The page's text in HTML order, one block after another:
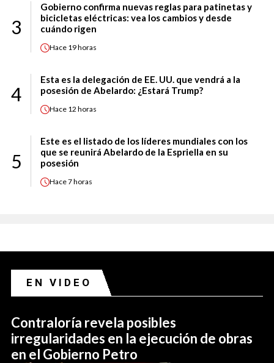
3
Gobierno confirma nuevas reglas para patinetas y
bicicletas eléctricas: vea los cambios y desde
cuándo rigen
Hace 19 horas
4
Esta es la delegación de EE. UU. que vendrá a la
posesión de Abelardo: ¿Estará Trump?
Hace 12 horas
5
Este es el listado de los líderes mundiales con los
que se reunirá Abelardo de la Espriella en su
posesión
Hace7 horas
EN VIDEO
Contraloría revela posibles
irregularidades en la ejecución de obras
en el Gobierno Petro